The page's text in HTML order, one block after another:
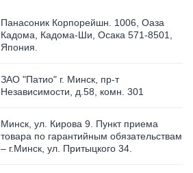
Панасоник Корпорейшн. 1006, Оаза
Кадома, Кадома-Ши, Осака 571-8501,
Япония.
ЗАО "Патио" г. Минск, пр-т
Независимости, д.58, комн. 301
Минск, ул. Кирова 9. Пункт приема
товара по гарантийным обязательствам
– г.Минск, ул. Притыцкого 34.